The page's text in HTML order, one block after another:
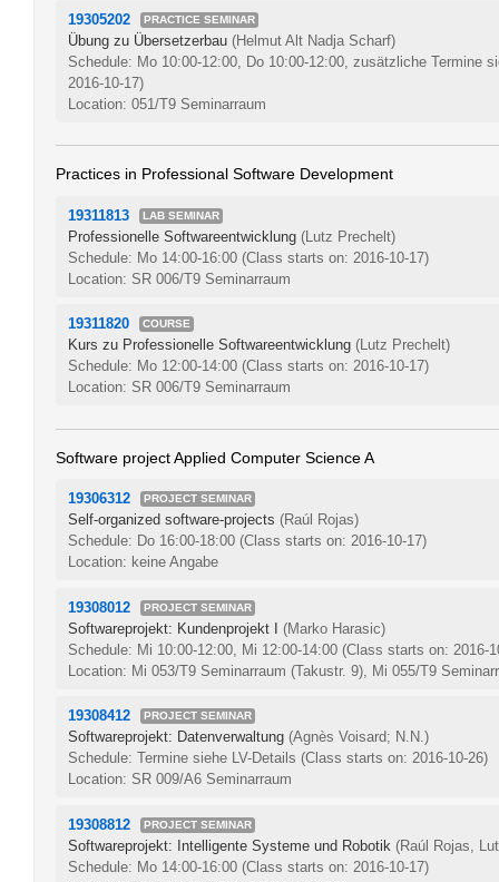
19305202 PRACTICE SEMINAR
Übung zu Übersetzerbau (Helmut Alt Nadja Scharf)
Schedule: Mo 10:00-12:00, Do 10:00-12:00, zusätzliche Termine
2016-10-17)
Location: 051/T9 Seminarraum
Practices in Professional Software Development
19311813 LAB SEMINAR
Professionelle Softwareentwicklung (Lutz Prechelt)
Schedule: Mo 14:00-16:00 (Class starts on: 2016-10-17)
Location: SR 006/T9 Seminarraum
19311820 COURSE
Kurs zu Professionelle Softwareentwicklung (Lutz Prechelt)
Schedule: Mo 12:00-14:00 (Class starts on: 2016-10-17)
Location: SR 006/T9 Seminarraum
Software project Applied Computer Science A
19306312 PROJECT SEMINAR
Self-organized software-projects (Raúl Rojas)
Schedule: Do 16:00-18:00 (Class starts on: 2016-10-17)
Location: keine Angabe
19308012 PROJECT SEMINAR
Softwareprojekt: Kundenprojekt I
(Marko Harasic)
Schedule: Mi 10:00-12:00, Mi 12:00-14:00 (Class starts on: 2016-
Location: Mi 053/T9 Seminarraum (Takustr. 9), Mi 055/T9
19308412 PROJECT SEMINAR
Softwareprojekt: Datenverwaltung (Agnès Voisard; N.N.)
Schedule: Termine siehe LV-Details (Class starts on: 2016-10-26)
Location: SR 009/A6 Seminarraum
19308812 PROJECT SEMINAR
Softwareprojekt: Intelligente Systeme und Robotik (Raúl Rojas,
Schedule: Mo 14:00-16:00 (Class starts on: 2016-10-17)